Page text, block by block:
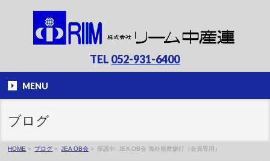
TEL 052-931-6400
MENU
ブログ
HOME » ブログ » JEA OB会 » 保護中: JEA OB会 海外視察旅行（会員専用）